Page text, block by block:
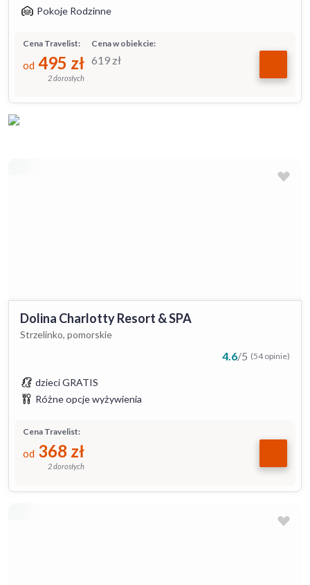
Pokoje Rodzinne
Cena w obiekcie:
619 zł
Cena Travelist:
od 495 zł
2 dorosłych
Dolina Charlotty Resort & SPA
Strzelinko, pomorskie
4.6/5 (54 opinie)
dzieci GRATIS
Różne opcje wyżywienia
Cena Travelist:
od 368 zł
2 dorosłych